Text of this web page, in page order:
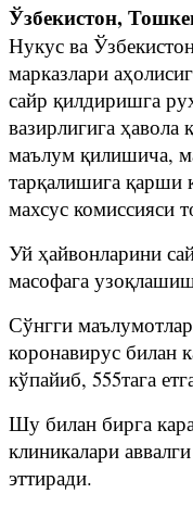
Ўзбекистон,
Нукус ва
марказлари
сайр қилдиришга
вазирлигига
маълум қилишича,
тарқалишига
махсус комиссияси
Уй ҳайвонларини
масофага
Сўнгги
коронавирус билан
кўпайиб, 555тага
Шу билан бирга
клиникалари
эттиради.